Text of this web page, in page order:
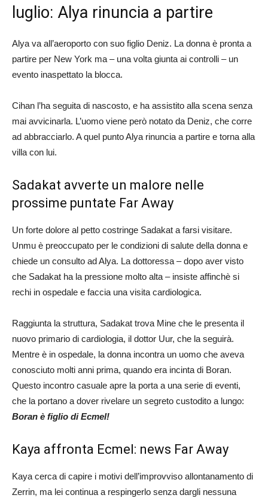
luglio: Alya rinuncia a partire
Alya va all’aeroporto con suo figlio Deniz. La donna è pronta a
partire per New York ma – una volta giunta ai controlli – un
evento inaspettato la blocca.
Cihan l’ha seguita di nascosto, e ha assistito alla scena senza
mai avvicinarla. L’uomo viene però notato da Deniz, che corre
ad abbracciarlo. A quel punto Alya rinuncia a partire e torna alla
villa con lui.
Sadakat avverte un malore nelle
prossime puntate Far Away
Un forte dolore al petto costringe Sadakat a farsi visitare.
Unmu è preoccupato per le condizioni di salute della donna e
chiede un consulto ad Alya. La dottoressa – dopo aver visto
che Sadakat ha la pressione molto alta – insiste affinchè si
rechi in ospedale e faccia una visita cardiologica.
Raggiunta la struttura, Sadakat trova Mine che le presenta il
nuovo primario di cardiologia, il dottor Uur, che la seguirà.
Mentre è in ospedale, la donna incontra un uomo che aveva
conosciuto molti anni prima, quando era incinta di Boran.
Questo incontro casuale apre la porta a una serie di eventi,
che la portano a dover rivelare un segreto custodito a lungo:
Boran è figlio di Ecmel!
Kaya affronta Ecmel: news Far Away
Kaya cerca di capire i motivi dell’improvviso allontanamento di
Zerrin, ma lei continua a respingerlo senza dargli nessuna